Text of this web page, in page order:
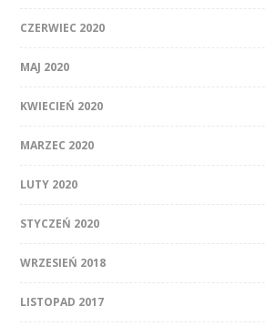
CZERWIEC 2020
MAJ 2020
KWIECIEŃ 2020
MARZEC 2020
LUTY 2020
STYCZEŃ 2020
WRZESIEŃ 2018
LISTOPAD 2017